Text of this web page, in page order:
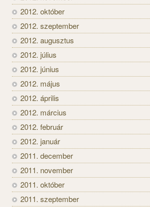
2012. október
2012. szeptember
2012. augusztus
2012. július
2012. június
2012. május
2012. április
2012. március
2012. február
2012. január
2011. december
2011. november
2011. október
2011. szeptember